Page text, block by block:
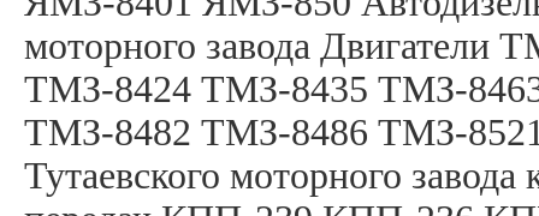
моторного завода Двигатели
ТМЗ-8424 ТМЗ-8435 ТМЗ-
ТМЗ-8482 ТМЗ-8486 ТМЗ-
Тутаевского моторного